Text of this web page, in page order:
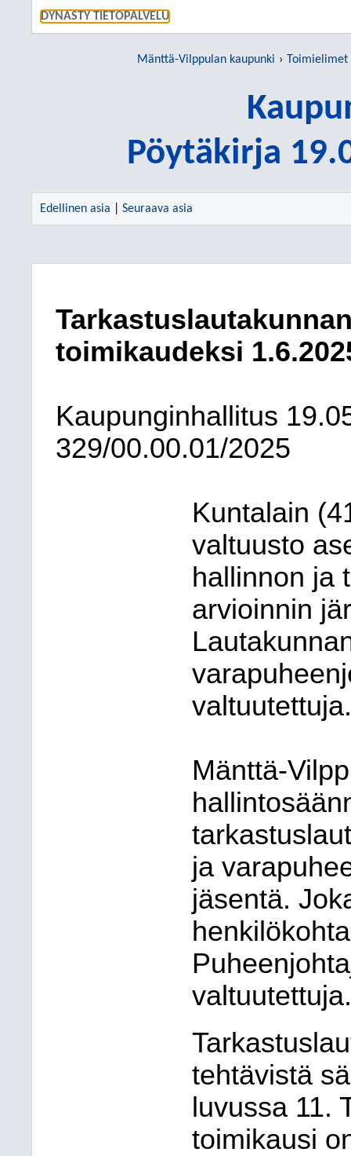
DYNASTY TIETOPALVELU
Mänttä-Vilppulan kaupunki Toimielimet
Pöytäkirja
Edellinen asia Seuraava asia
toimikaudeksi
Kaupunginhallitus
329/00.00.01/2025
Kuntalain
valtuusto
hallinnon ja
arvioinnin
valtuutettuja.
Mänttä-
ja
jäsentä.
valtuutettuja.
tehtävistä
luvussa 11.
toimikausi